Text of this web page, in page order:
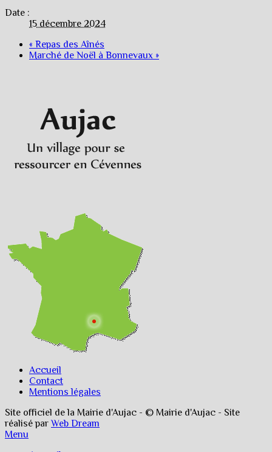
Date :
15 décembre 2024
« Repas des Aînés
Marché de Noël à Bonnevaux »
Accueil
Contact
Mentions légales
Site officiel de la Mairie d'Aujac - © Mairie d'Aujac - Site
réalisé parWeb Dream
Menu